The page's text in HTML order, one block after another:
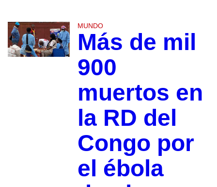
MUNDO
Más de mil
900
muertos en
la RD del
Congo por
el ébola